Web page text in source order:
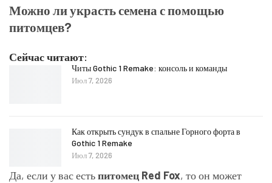
Можно ли украсть семена с помощью
питомцев?
Сейчас читают:
Читы Gothic 1 Remake: консоль и команды
Июл 7, 2026
Как открыть сундук в спальне Горного форта в
Gothic 1 Remake
Июл 7, 2026
Да, если у вас естьпитомец Red Fox, то он может